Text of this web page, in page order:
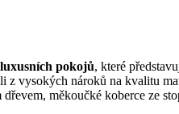
pokojů, které
vysokých nároků na kvalitu
měkoučké koberce ze